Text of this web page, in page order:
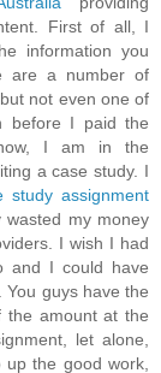
First of all, I
information you
are a number of
not even one of
before I paid the
I am in the
a case study. I
study assignment
wasted my money
I wish I had
and I could have
guys have the
the amount at the
let alone,
the good work,